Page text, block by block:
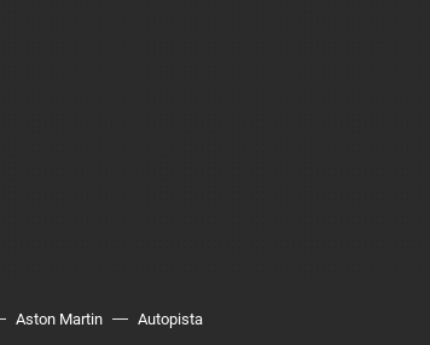
Aston Martin Autopista